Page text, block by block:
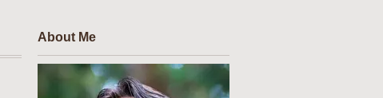
About Me